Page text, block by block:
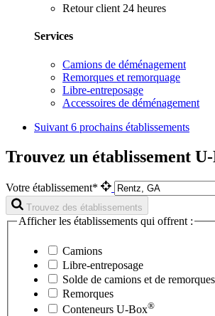
Retour client 24 heures
Services
Camions de déménagement
Remorques et remorquage
Libre-entreposage
Accessoires de déménagement
Suivant 6 prochains établissements
Trouvez un établissement
Votre établissement*
Trouvez des établissements
Afficher les établissements qui offrent :
Camions
Libre-entreposage
Solde de camions et de remorques
Remorques
Conteneurs U-Box®